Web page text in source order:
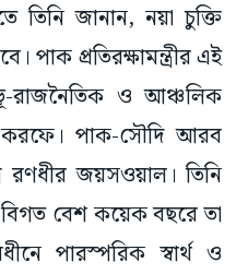
তিনি জানান, নয়া চুক্তি
পাক প্রতিরক্ষামন্ত্রীর এই
রাজনৈতিক ও আঞ্চলিক
করফে। পাক-সৌদি আরব
রণধীর জয়সওয়াল। তিনি
বেশ কয়েক বছরে তা
পারস্পরিক স্বার্থ ও